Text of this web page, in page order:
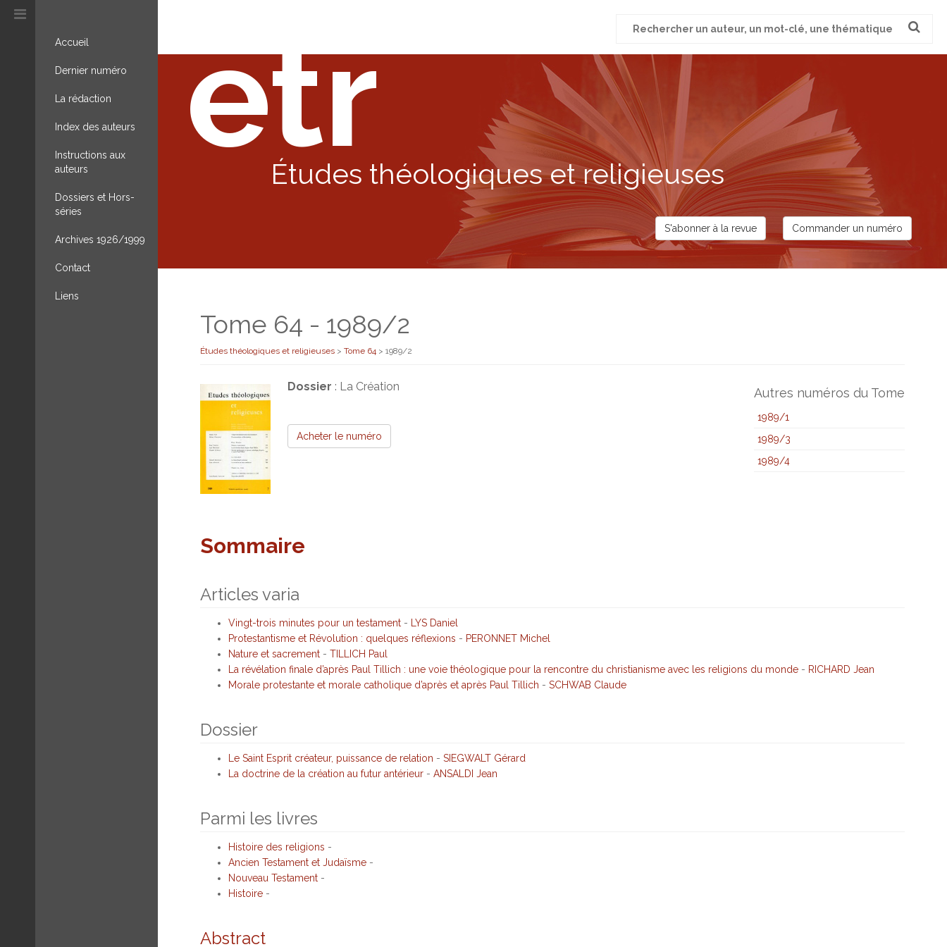
Accueil
Dernier numéro
La rédaction
Index des auteurs
Instructions aux
auteurs
Dossiers et Hors-
séries
Archives 1926/1999
Contact
Liens
pour
etr
Études théologiques et religieuses
S'abonner à la revue Commander un numéro
Tome 64 - 1989/2
Études théologiques et religieuses > Tome 64 > 1989/2
Autres numéros du Tome
1989/1
1989/3
1989/4
Dossier : La Création
Acheter le numéro
Sommaire
Articles varia
Vingt-trois minutes pour un testament - LYS Daniel
Protestantisme et Révolution : quelques réflexions - PERONNET Michel
Nature et sacrement - TILLICH Paul
La révélation finale d’après Paul Tillich : une voie théologique pour la rencontre du christianisme avec les religions du monde - RICHARD Jean
Morale protestante et morale catholique d’après et après Paul Tillich - SCHWAB Claude
Dossier
Le Saint Esprit créateur, puissance de relation - SIEGWALT Gérard
La doctrine de la création au futur antérieur - ANSALDI Jean
Parmi les livres
Histoire des religions -
Ancien Testament et Judaïsme -
Nouveau Testament -
Histoire -
Abstract